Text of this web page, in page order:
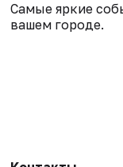
Самые яркие
вашем городе.